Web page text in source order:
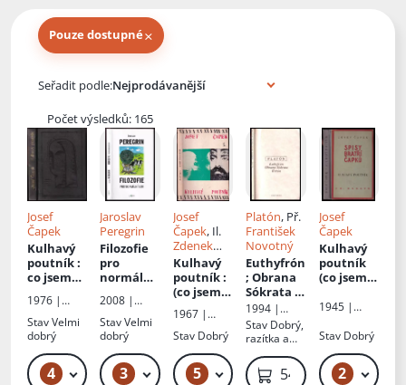
Pouze dostupné×
Seřadit podle:
Počet výsledků: 165
Josef
Čapek
Kulhavý
poutník:
co jsem
uviděl
1976 |
StavVelmi
dobrý
4 69 Kč – 89 Kč
Jaroslav
Peregrin
Filozofie
pro
normální
2008 |
StavVelmi
dobrý
3 419 Kč – 489 Kč
Josef
Čapek, Il.
Zdenek
Seydl, Ed.
Miroslav
Halík
Kulhavý
poutník:
(co jsem
na světě
uviděl)
1967 |
nský
spisovatel
Stav Dobrý
5 49 Kč – 59 Kč
Platón, Př.
František
Novotný
Euthyfrón
; Obrana
Sókrata ;
Kritón
1994 |
Oikoymenh
Stav Dobrý,
razítka a
knihovny,
lehce 549 Kč
Josef
Čapek
Kulhavý
poutník
(co jsem
uviděl)
1945 |
Borový
Stav Dobrý
2 159 Kč